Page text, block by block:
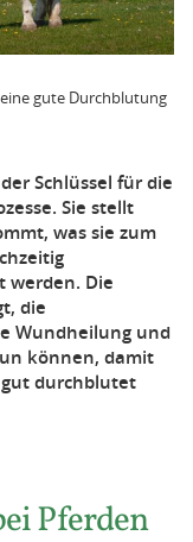
gute Durchblutung
Schlüssel für die
Sie stellt
was sie zum
werden. Die
die
Wundheilung und
können, damit
durchblutet
Pferden